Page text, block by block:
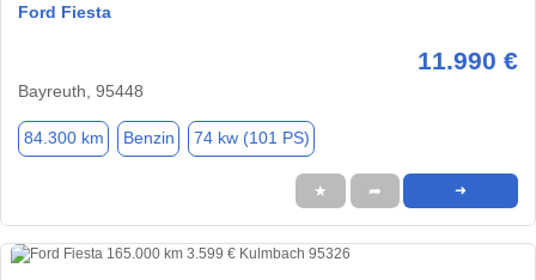
Ford Fiesta
11.990 €
Bayreuth, 95448
84.300 km Benzin 74 kw (101 PS)
★ ➦ ➜